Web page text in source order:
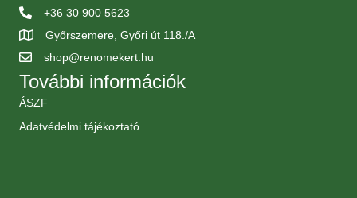
+36 30 900 5623
Győrszemere, Győri út 118./A
shop@renomekert.hu
További információk
ÁSZF
Adatvédelmi tájékoztató